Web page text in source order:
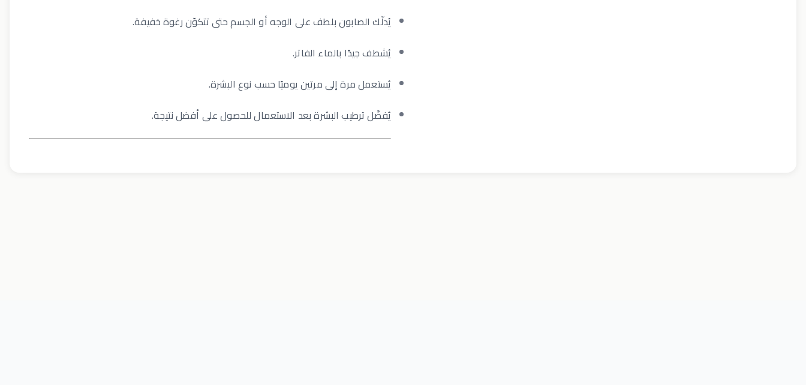
يُدلّك الصابون بلطف على الوجه أو الجسم حتى تتكوّن رغوة خفيفة.
يُشطف جيدًا بالماء الفاتر.
يُستعمل مرة إلى مرتين يوميًا حسب نوع البشرة.
يُفضّل ترطيب البشرة بعد الاستعمال للحصول على أفضل نتيجة.